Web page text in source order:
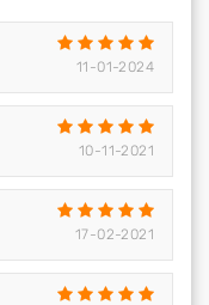
11-01-2024
10-11-2021
17-02-2021